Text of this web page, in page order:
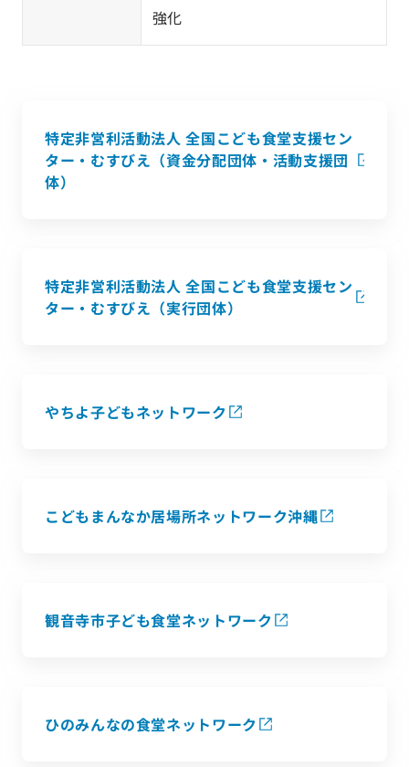
強化
特定非営利活動法人 全国こども食堂支援セン
ター・むすびえ（資金分配団体・活動支援団
体）
特定非営利活動法人 全国こども食堂支援セン
ター・むすびえ（実行団体）
やちよ子どもネットワーク
こどもまんなか居場所ネットワーク沖縄
観音寺市子ども食堂ネットワーク
ひのみんなの食堂ネットワーク